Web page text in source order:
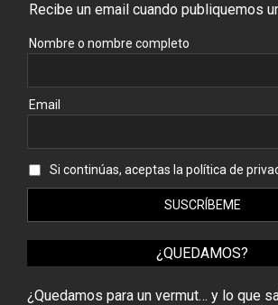
Recibe un email cuando publiquemos
Nombre o nombre completo
Email
Si continúas, aceptas la política de
¿QUEDAMOS?
¿Quedamos para un vermut… y lo que